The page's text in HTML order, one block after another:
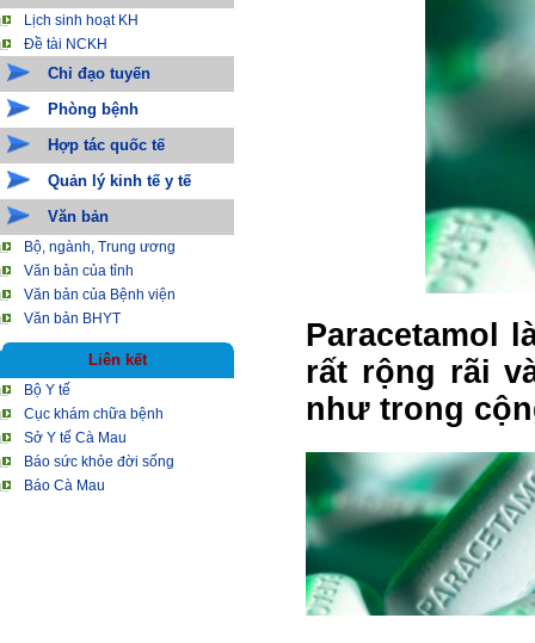
Lịch sinh hoạt KH
Đề tài NCKH
Chỉ đạo tuyến
Phòng bệnh
Hợp tác quốc tế
Quản lý kinh tế y tế
Văn bản
Bộ, ngành, Trung ương
Văn bản của tỉnh
Văn bản của Bệnh viện
Văn bản BHYT
Liên kết
Bộ Y tế
Cục khám chữa bệnh
Sở Y tế Cà Mau
Báo sức khỏe đời sống
Báo Cà Mau
Paracetamol
rất rộng rãi
như trong